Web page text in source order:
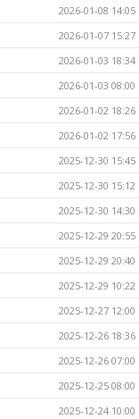
2026-01-08 14:05
2026-01-07 15:27
2026-01-03 18:34
2026-01-03 08:00
2026-01-02 18:26
2026-01-02 17:56
2025-12-30 15:45
2025-12-30 15:12
2025-12-30 14:30
2025-12-29 20:55
2025-12-29 20:40
2025-12-29 10:22
2025-12-27 12:00
2025-12-26 18:36
2025-12-26 07:00
2025-12-25 08:00
2025-12-24 10:00